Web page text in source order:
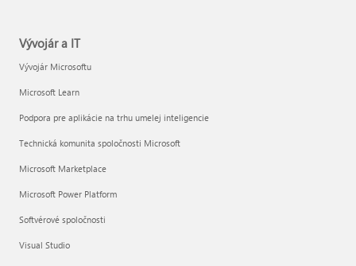
Vývojár a IT
Vývojár Microsoftu
Microsoft Learn
Podpora pre aplikácie na trhu umelej inteligencie
Technická komunita spoločnosti Microsoft
Microsoft Marketplace
Microsoft Power Platform
Softvérové spoločnosti
Visual Studio